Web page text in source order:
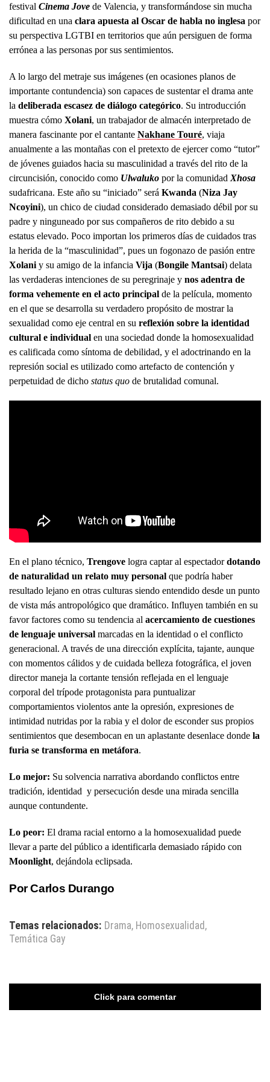
festival Cinema Jove de Valencia, y transformándose sin mucha
dificultad en una clara apuesta al Oscar de habla no inglesa por
su perspectiva LGTBI en territorios que aún persiguen de forma
errónea a las personas por sus sentimientos.
A lo largo del metraje sus imágenes (en ocasiones planos de
importante contundencia) son capaces de sustentar el drama ante
la deliberada escasez de diálogo categórico. Su introducción
muestra cómo Xolani, un trabajador de almacén interpretado de
manera fascinante por el cantante Nakhane Touré, viaja
anualmente a las montañas con el pretexto de ejercer como “tutor”
de jóvenes guiados hacia su masculinidad a través del rito de la
circuncisión, conocido como Ulwaluko por la comunidad Xhosa
sudafricana. Este año su “iniciado” será Kwanda (Niza Jay
Ncoyini), un chico de ciudad considerado demasiado débil por su
padre y ninguneado por sus compañeros de rito debido a su
estatus elevado. Poco importan los primeros días de cuidados tras
la herida de la “masculinidad”, pues un fogonazo de pasión entre
Xolani y su amigo de la infancia Vija (Bongile Mantsai) delata
las verdaderas intenciones de su peregrinaje y nos adentra de
forma vehemente en el acto principal de la película, momento
en el que se desarrolla su verdadero propósito de mostrar la
sexualidad como eje central en su reflexión sobre la identidad
cultural e individual en una sociedad donde la homosexualidad
es calificada como síntoma de debilidad, y el adoctrinando en la
represión social es utilizado como artefacto de contención y
perpetuidad de dicho status quo de brutalidad comunal.
En el plano técnico, Trengove logra captar al espectadordotando
de naturalidad un relato muy personal que podría haber
resultado lejano en otras culturas siendo entendido desde un punto
de vista más antropológico que dramático. Influyen también en su
favor factores como su tendencia al acercamiento de cuestiones
de lenguaje universal marcadas en la identidad o el conflicto
generacional. A través de una dirección explícita, tajante, aunque
con momentos cálidos y de cuidada belleza fotográfica, el joven
director maneja la cortante tensión reflejada en el lenguaje
corporal del trípode protagonista para puntualizar
comportamientos violentos ante la opresión, expresiones de
intimidad nutridas por la rabia y el dolor de esconder sus propios
sentimientos que desembocan en un aplastante desenlace donde la
furia se transforma en metáfora.
Lo mejor: Su solvencia narrativa abordando conflictos entre
tradición, identidad y persecución desde una mirada sencilla
aunque contundente.
Lo peor: El drama racial entorno a la homosexualidad puede
llevar a parte del público a identificarla demasiado rápido con
Moonlight, dejándola eclipsada.
Por Carlos Durango
Temas relacionados: Drama, Homosexualidad ,
Temática Gay
Click para comentar